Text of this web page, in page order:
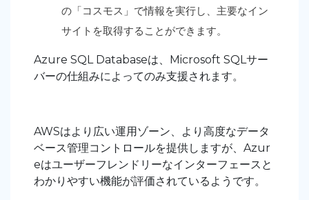
の「コスモス」で情報を実行し、主要なイン
サイトを取得することができます。
Azure SQL Databaseは、Microsoft SQLサー
バーの仕組みによってのみ支援されます。
AWSはより広い運用ゾーン、より高度なデータ
ベース管理コントロールを提供しますが、Azur
eはユーザーフレンドリーなインターフェースと
わかりやすい機能が評価されているようです。